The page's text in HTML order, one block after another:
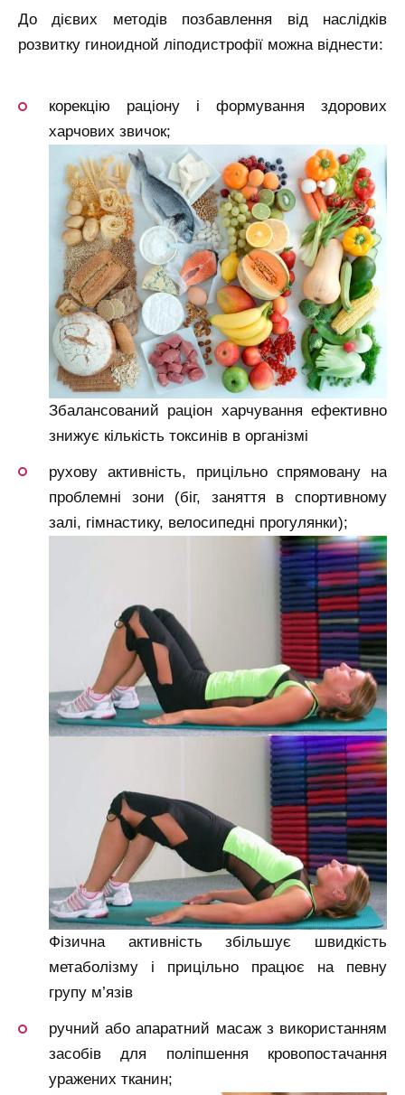
До дієвих методів позбавлення від наслідків
розвитку гиноидной ліподистрофії можна віднести:
корекцію раціону і формування здорових
харчових звичок;
Збалансований раціон харчування ефективно
знижує кількість токсинів в організмі
рухову активність, прицільно спрямовану на
проблемні зони (біг, заняття в спортивному
залі, гімнастику, велосипедні прогулянки);
Фізична активність збільшує швидкість
метаболізму і прицільно працює на певну
групу м’язів
ручний або апаратний масаж з використанням
засобів для поліпшення кровопостачання
уражених тканин;